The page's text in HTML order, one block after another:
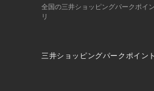
全国の三井ショッピングパークポイ
リ
三井ショッピングパークポイント